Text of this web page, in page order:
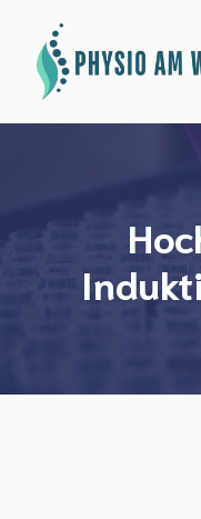
Inhalt
springen